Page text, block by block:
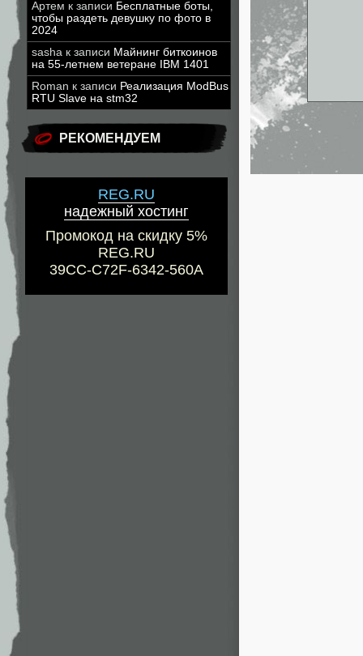
Артем к записи Бесплатные боты,
чтобы раздеть девушку по фото в
2024
sasha к записи Майнинг биткоинов
на 55-летнем ветеране IBM 1401
Roman к записи Реализация ModBus
RTU Slave на stm32
РЕКОМЕНДУЕМ
REG.RU
надежный хостинг
Промокод на скидку 5%
REG.RU
39CC-C72F-6342-560A